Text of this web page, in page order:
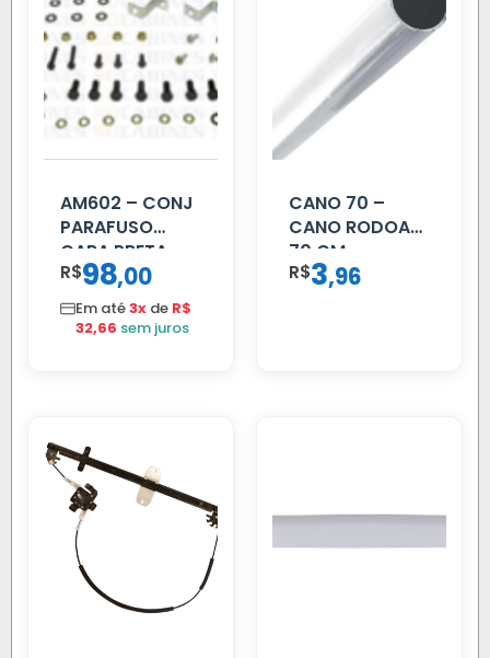
AM602 – CONJ
PARAFUSO
CARA PRETA
PARCIAL
R$98,00
Em até3x de R$
32,66 sem juros
CANO 70 –
CANO RODOAR
70 CM
R$3,96